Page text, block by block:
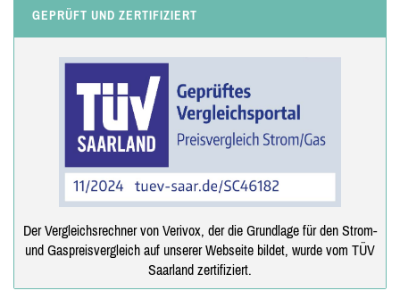
GEPRÜFT UND ZERTIFIZIERT
Der Vergleichsrechner von Verivox, der die Grundlage für den Strom-
und Gaspreisvergleich auf unserer Webseite bildet, wurde vom TÜV
Saarland zertifiziert.